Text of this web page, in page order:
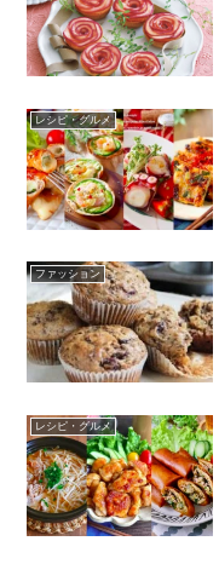
レシピ・グルメ
ファッション
レシピ・グルメ